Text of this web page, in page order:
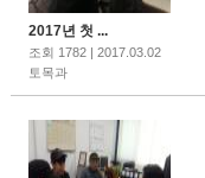
2017년 첫 ...
조회 1782 | 2017.03.02
토목과